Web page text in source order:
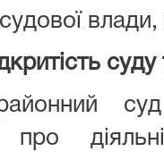
влади,
про